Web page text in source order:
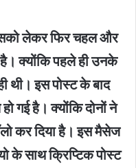
लेकर फिर चहल और
क्योंकि पहले ही उनके
थी। इस पोस्ट के बाद
गई है। क्योंकि दोनों ने
कर दिया है। इस मैसेज
के साथ क्रिप्टिक पोस्ट